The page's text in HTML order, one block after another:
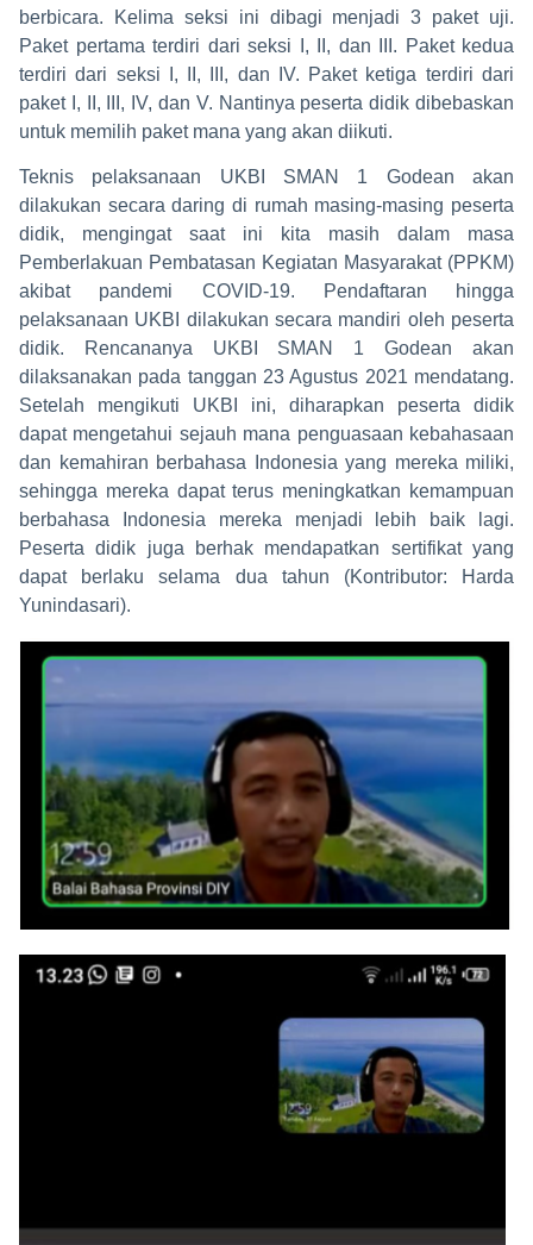
berbicara. Kelima seksi ini dibagi menjadi 3 paket uji.
Paket pertama terdiri dari seksi I, II, dan III. Paket kedua
terdiri dari seksi I, II, III, dan IV. Paket ketiga terdiri dari
paket I, II, III, IV, dan V. Nantinya peserta didik dibebaskan
untuk memilih paket mana yang akan diikuti.
Teknis pelaksanaan UKBI SMAN 1 Godean akan
dilakukan secara daring di rumah masing-masing peserta
didik, mengingat saat ini kita masih dalam masa
Pemberlakuan Pembatasan Kegiatan Masyarakat (PPKM)
akibat pandemi COVID-19. Pendaftaran hingga
pelaksanaan UKBI dilakukan secara mandiri oleh peserta
didik. Rencananya UKBI SMAN 1 Godean akan
dilaksanakan pada tanggan 23 Agustus 2021 mendatang.
Setelah mengikuti UKBI ini, diharapkan peserta didik
dapat mengetahui sejauh mana penguasaan kebahasaan
dan kemahiran berbahasa Indonesia yang mereka miliki,
sehingga mereka dapat terus meningkatkan kemampuan
berbahasa Indonesia mereka menjadi lebih baik lagi.
Peserta didik juga berhak mendapatkan sertifikat yang
dapat berlaku selama dua tahun (Kontributor: Harda
Yunindasari).